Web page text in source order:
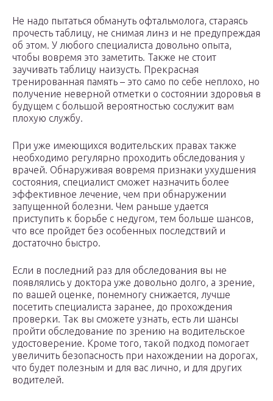
Не надо пытаться обмануть офтальмолога, стараясь
прочесть таблицу, не снимая линз и не предупреждая
об этом. У любого специалиста довольно опыта,
чтобы вовремя это заметить. Также не стоит
заучивать таблицу наизусть. Прекрасная
тренированная память – это само по себе неплохо, но
получение неверной отметки о состоянии здоровья в
будущем с большой вероятностью сослужит вам
плохую службу.
При уже имеющихся водительских правах также
необходимо регулярно проходить обследования у
врачей. Обнаруживая вовремя признаки ухудшения
состояния, специалист сможет назначить более
эффективное лечение, чем при обнаружении
запущенной болезни. Чем раньше удается
приступить к борьбе с недугом, тем больше шансов,
что все пройдет без особенных последствий и
достаточно быстро.
Если в последний раз для обследования вы не
появлялись у доктора уже довольно долго, а зрение,
по вашей оценке, понемногу снижается, лучше
посетить специалиста заранее, до прохождения
проверки. Так вы сможете узнать, есть ли шансы
пройти обследование по зрению на водительское
удостоверение. Кроме того, такой подход помогает
увеличить безопасность при нахождении на дорогах,
что будет полезным и для вас лично, и для других
водителей.